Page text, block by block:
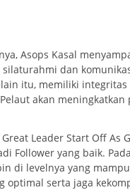
Asops Kasal
dan
itu, memiliki
akan
Leader Start Off As
Follower yang baik.
di levelnya yang
optimal serta jaga